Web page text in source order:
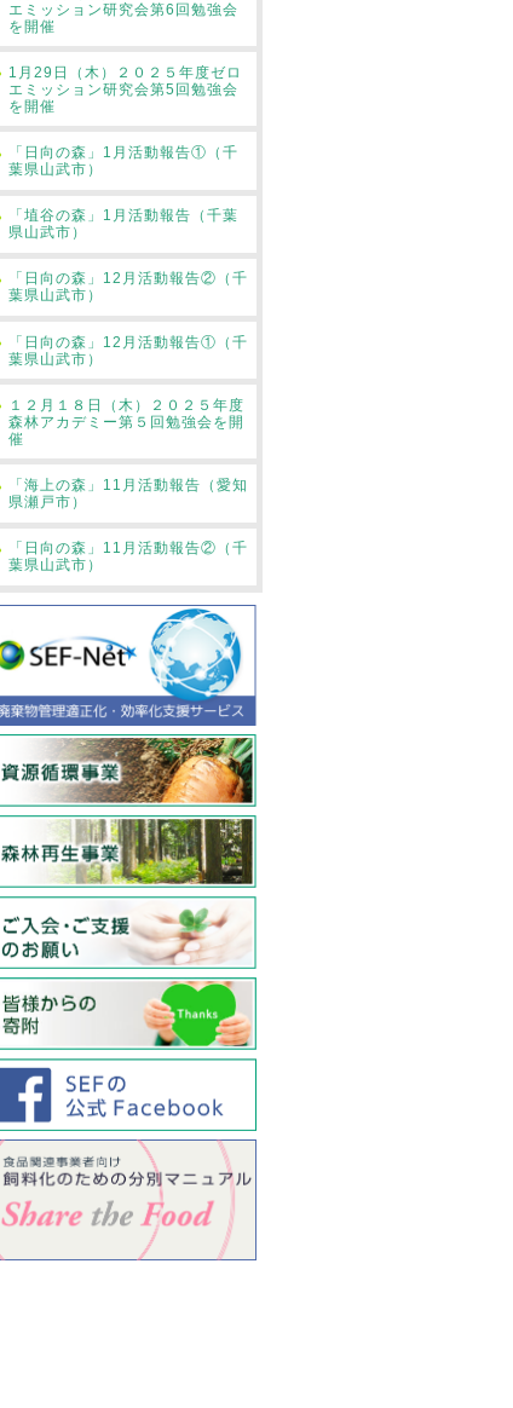
エミッション研究会第6回勉強会
を開催
1月29日（木）２０２５年度ゼロ
エミッション研究会第5回勉強会
を開催
「日向の森」1月活動報告①（千
葉県山武市）
「埴谷の森」1月活動報告（千葉
県山武市）
「日向の森」12月活動報告②（千
葉県山武市）
「日向の森」12月活動報告①（千
葉県山武市）
１２月１８日（木）２０２５年度
森林アカデミー第５回勉強会を開
催
「海上の森」11月活動報告（愛知
県瀬戸市）
「日向の森」11月活動報告②（千
葉県山武市）